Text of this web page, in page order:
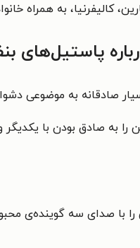
کالیفرنیا، به همراه
پاستیل‌های
با صدای سه گوینده‌ی